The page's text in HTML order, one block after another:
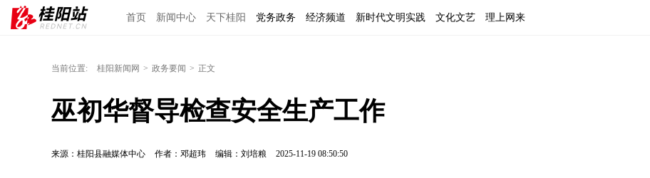
首页 新闻中心 天下桂阳 党务政务 经济频道 新时代文明实践 文化文艺 理上网来
当前位置: 桂阳新闻网 > 政务要闻 > 正文
巫初华督导检查安全生产工作
来源：桂阳县融媒体中心 作者：邓超玮 编辑：刘培粮 2025-11-19 08:50:50